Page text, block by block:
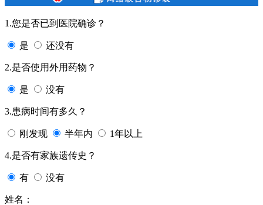
1.您是否已到医院确诊？
是 还没有
2.是否使用外用药物？
是 没有
3.患病时间有多久？
刚发现 半年内 1年以上
4.是否有家族遗传史？
有 没有
姓名：